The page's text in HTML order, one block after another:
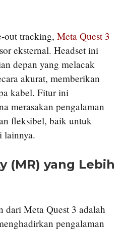
out tracking, Meta Quest 3
eksternal. Headset ini
depan yang melacak
akurat, memberikan
kabel. Fitur ini
merasakan pengalaman
fleksibel, baik untuk
lainnya.
(MR) yang Lebih
dari Meta Quest 3 adalah
pengalaman